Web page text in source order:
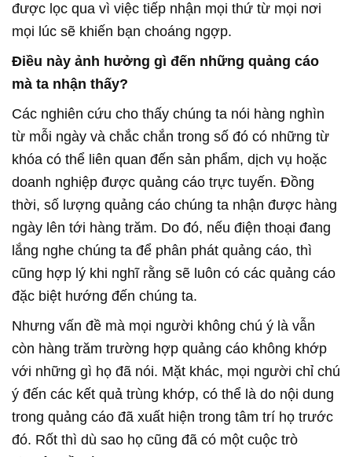
được lọc qua vì việc tiếp nhận mọi thứ từ mọi nơi
Điều này ảnh hưởng gì đến những quảng cáo
mà ta nhận thấy?
từ mỗi ngày và chắc chắn trong số đó có những từ
khóa có thể liên quan đến sản phẩm, dịch vụ hoặc
doanh nghiệp được quảng cáo trực tuyến. Đồng
thời, số lượng quảng cáo chúng ta nhận được hàng
ngày lên tới hàng trăm. Do đó, nếu điện thoại đang
lắng nghe chúng ta để phân phát quảng cáo, thì
cũng hợp lý khi nghĩ rằng sẽ luôn có các quảng cáo
còn hàng trăm trường hợp quảng cáo không khớp
với những gì họ đã nói. Mặt khác, mọi người chỉ chú
ý đến các kết quả trùng khớp, có thể là do nội dung
trong quảng cáo đã xuất hiện trong tâm trí họ trước
đó. Rốt thì dù sao họ cũng đã có một cuộc trò